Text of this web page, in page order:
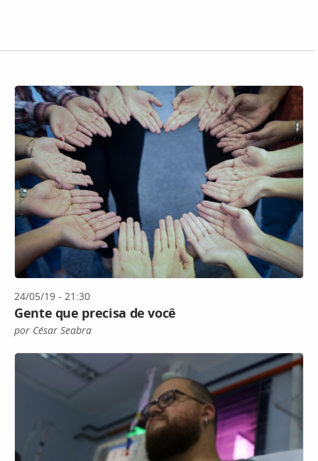
24/05/19 - 21:30
Gente que precisa de você
por César Seabra